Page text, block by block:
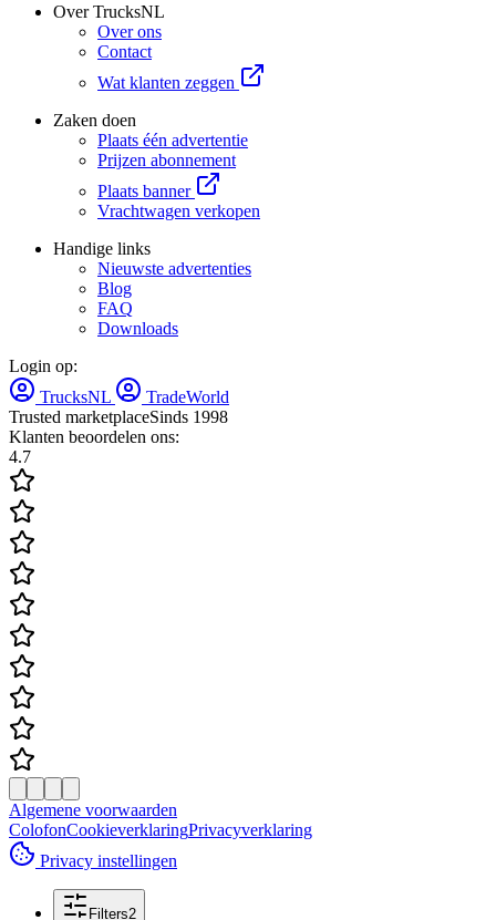
Over TrucksNL
Over ons
Contact
Wat klanten zeggen
Zaken doen
Plaats één advertentie
Prijzen abonnement
Plaats banner
Vrachtwagen verkopen
Handige links
Nieuwste advertenties
Blog
FAQ
Downloads
Login op:
TrucksNL
TradeWorld
Trusted marketplaceSinds 1998
Klanten beoordelen ons:
4.7
Algemene voorwaarden
ColofonCookieverklaringPrivacyverklaring
Privacy instellingen
Filters2